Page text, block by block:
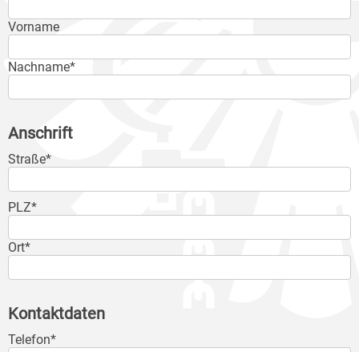
Vorname
Nachname*
Anschrift
Straße*
PLZ*
Ort*
Kontaktdaten
Telefon*